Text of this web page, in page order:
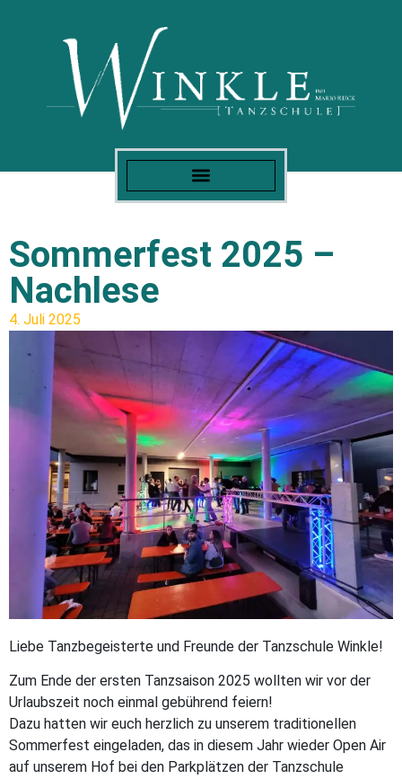
Sommerfest 2025 –
Nachlese
4. Juli 2025
Liebe Tanzbegeisterte und Freunde der Tanzschule Winkle!
Zum Ende der ersten Tanzsaison 2025 wollten wir vor der
Urlaubszeit noch einmal gebührend feiern!
Dazu hatten wir euch herzlich zu unserem traditionellen
Sommerfest eingeladen, das in diesem Jahr wieder Open Air
auf unserem Hof bei den Parkplätzen der Tanzschule